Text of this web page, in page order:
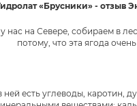
на Севере, собираем в
потому, что эта ягода
ней есть углеводы, каротин,